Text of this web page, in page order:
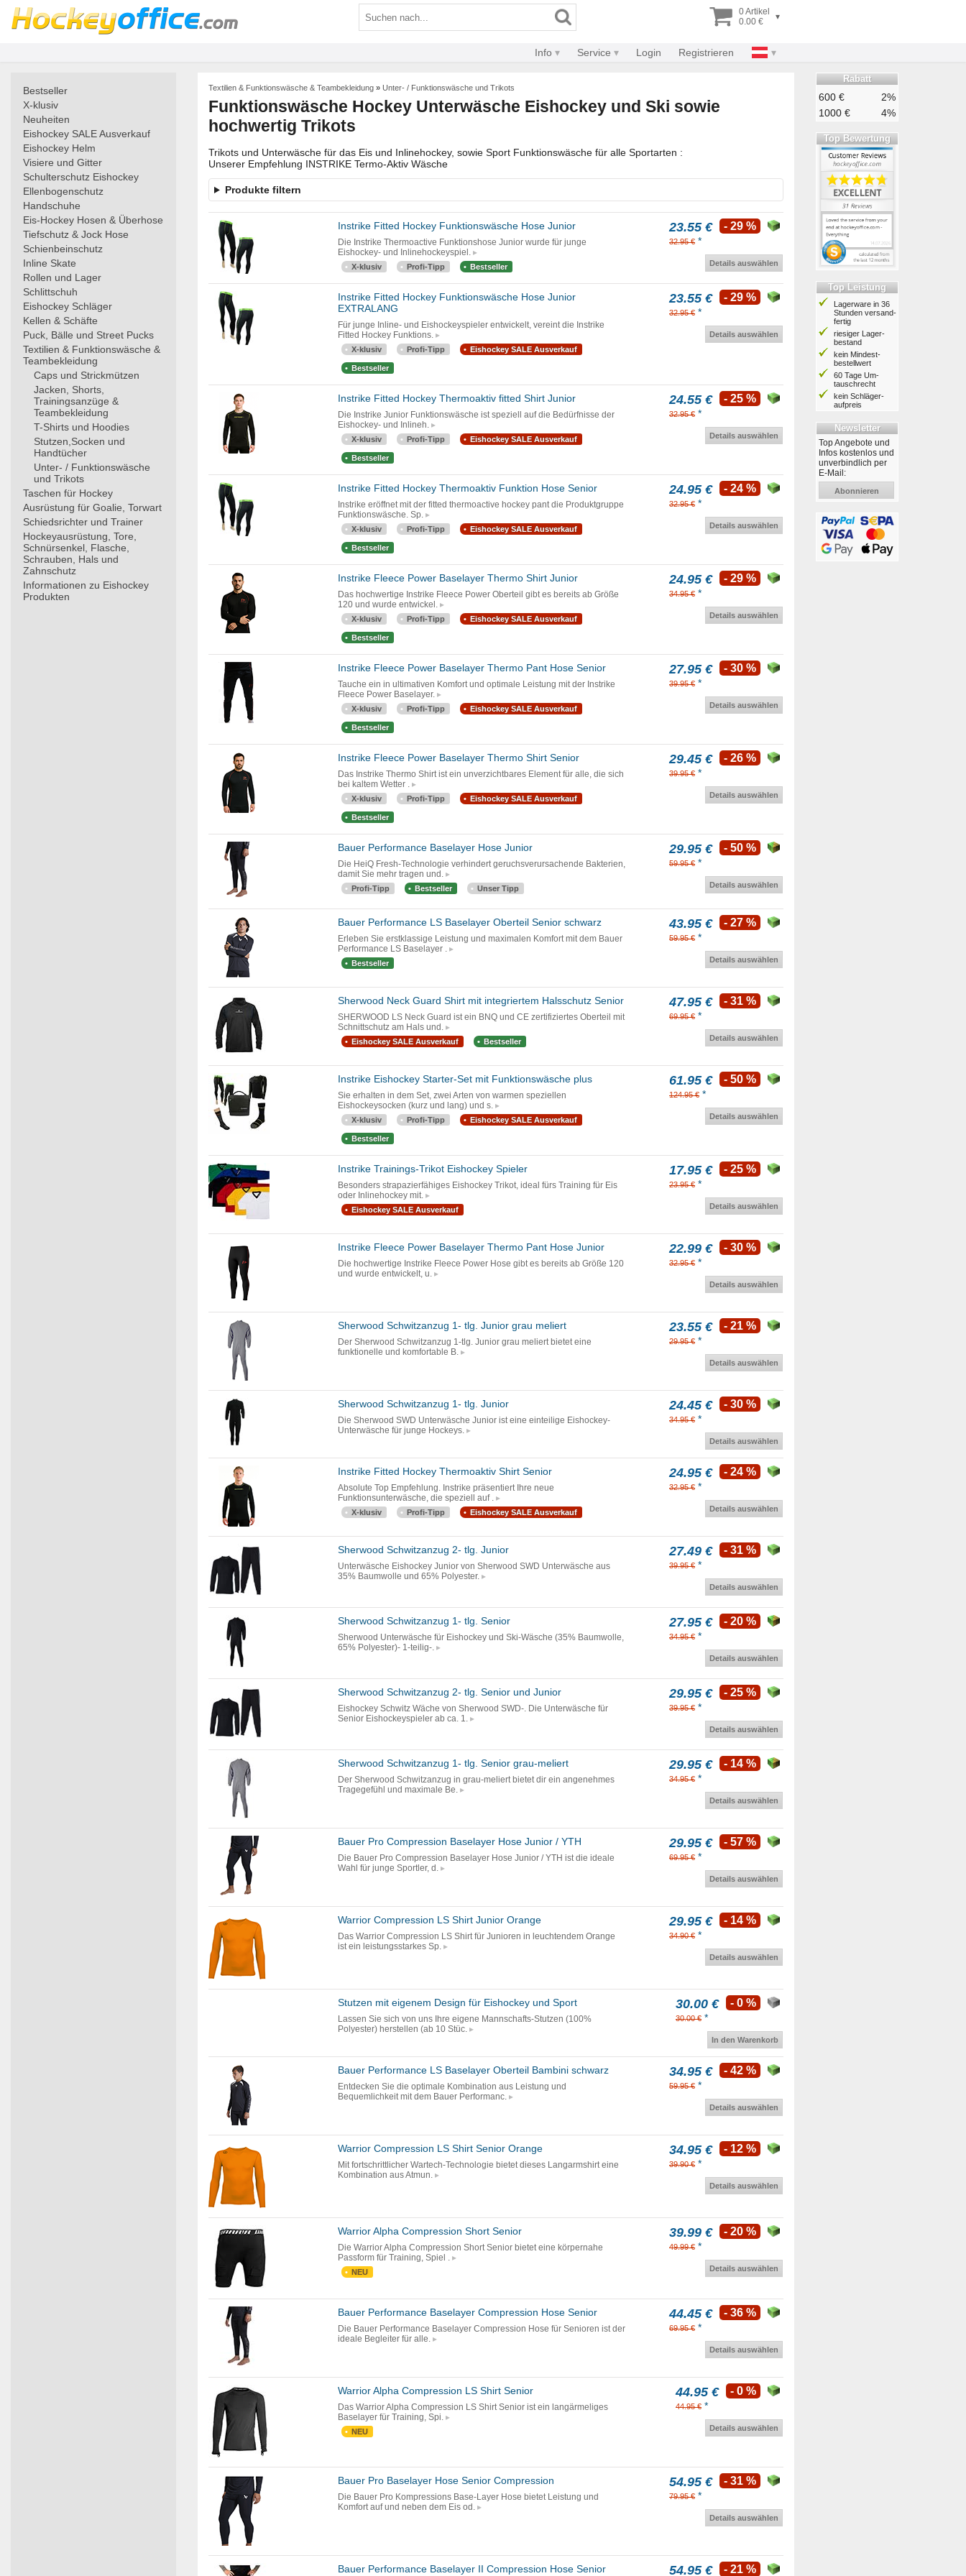
0 Artikel
0.00 €
▾
Info Service Login Registrieren
Bestseller
X-klusiv
Neuheiten
Eishockey SALE Ausverkauf
Eishockey Helm
Visiere und Gitter
Schulterschutz Eishockey
Ellenbogenschutz
Handschuhe
Eis-Hockey Hosen & Überhose
Tiefschutz & Jock Hose
Schienbeinschutz
Inline Skate
Rollen und Lager
Schlittschuh
Eishockey Schläger
Kellen & Schäfte
Puck, Bälle und Street Pucks
Textilien & Funktionswäsche &
Teambekleidung
Caps und Strickmützen
Jacken, Shorts,
Trainingsanzüge &
Teambekleidung
T-Shirts und Hoodies
Stutzen,Socken und
Handtücher
Unter- / Funktionswäsche
und Trikots
Taschen für Hockey
Ausrüstung für Goalie, Torwart
Schiedsrichter und Trainer
Hockeyausrüstung, Tore,
Schnürsenkel, Flasche,
Schrauben, Hals und
Zahnschutz
Informationen zu Eishockey
Produkten
Textilien & Funktionswäsche & Teambekleidung » Unter- / Funktionswäsche und Trikots
Funktionswäsche Hockey Unterwäsche Eishockey und Ski sowie
hochwertig Trikots
Trikots und Unterwäsche für das Eis und Inlinehockey, sowie Sport Funktionswäsche für alle Sportarten :
Unserer Empfehlung INSTRIKE Termo-Aktiv Wäsche
Produkte filtern
Instrike Fitted Hockey Funktionswäsche Hose Junior
Die Instrike Thermoactive Funktionshose Junior wurde für junge
Eishockey- und Inlinehockeyspiel.
X-klusiv Profi-Tipp Bestseller
23.55 €
32.95 € *
- 29 %
Details auswählen
Instrike Fitted Hockey Funktionswäsche Hose Junior
EXTRALANG
Für junge Inline- und Eishockeyspieler entwickelt, vereint die Instrike
Fitted Hockey Funktions.
X-klusiv Profi-Tipp Eishockey SALE Ausverkauf
Bestseller
23.55 €
32.95 € *
- 29 %
Details auswählen
Instrike Fitted Hockey Thermoaktiv fitted Shirt Junior
Die Instrike Junior Funktionswäsche ist speziell auf die Bedürfnisse der
Eishockey- und Inlineh.
X-klusiv Profi-Tipp Eishockey SALE Ausverkauf
Bestseller
24.55 €
32.95 € *
- 25 %
Details auswählen
Instrike Fitted Hockey Thermoaktiv Funktion Hose Senior
Instrike eröffnet mit der fitted thermoactive hockey pant die Produktgruppe
Funktionswäsche. Sp.
X-klusiv Profi-Tipp Eishockey SALE Ausverkauf
Bestseller
24.95 €
32.95 € *
- 24 %
Details auswählen
Instrike Fleece Power Baselayer Thermo Shirt Junior
Das hochwertige Instrike Fleece Power Oberteil gibt es bereits ab Größe
120 und wurde entwickel.
X-klusiv Profi-Tipp Eishockey SALE Ausverkauf
Bestseller
24.95 €
34.95 € *
- 29 %
Details auswählen
Instrike Fleece Power Baselayer Thermo Pant Hose Senior
Tauche ein in ultimativen Komfort und optimale Leistung mit der Instrike
Fleece Power Baselayer.
X-klusiv Profi-Tipp Eishockey SALE Ausverkauf
Bestseller
27.95 €
39.95 € *
- 30 %
Details auswählen
Instrike Fleece Power Baselayer Thermo Shirt Senior
Das Instrike Thermo Shirt ist ein unverzichtbares Element für alle, die sich
bei kaltem Wetter .
X-klusiv Profi-Tipp Eishockey SALE Ausverkauf
Bestseller
29.45 €
39.95 € *
- 26 %
Details auswählen
Bauer Performance Baselayer Hose Junior
Die HeiQ Fresh-Technologie verhindert geruchsverursachende Bakterien,
damit Sie mehr tragen und.
Profi-Tipp Bestseller Unser Tipp
29.95 €
59.95 € *
- 50 %
Details auswählen
Bauer Performance LS Baselayer Oberteil Senior schwarz
Erleben Sie erstklassige Leistung und maximalen Komfort mit dem Bauer
Performance LS Baselayer .
Bestseller
43.95 €
59.95 € *
- 27 %
Details auswählen
Sherwood Neck Guard Shirt mit integriertem Halsschutz Senior
SHERWOOD LS Neck Guard ist ein BNQ und CE zertifiziertes Oberteil mit
Schnittschutz am Hals und.
Eishockey SALE Ausverkauf Bestseller
47.95 €
69.95 € *
- 31 %
Details auswählen
Instrike Eishockey Starter-Set mit Funktionswäsche plus
Sie erhalten in dem Set, zwei Arten von warmen speziellen
Eishockeysocken (kurz und lang) und s.
X-klusiv Profi-Tipp Eishockey SALE Ausverkauf
Bestseller
61.95 €
124.95 € *
- 50 %
Details auswählen
Instrike Trainings-Trikot Eishockey Spieler
Besonders strapazierfähiges Eishockey Trikot, ideal fürs Training für Eis
oder Inlinehockey mit.
Eishockey SALE Ausverkauf
17.95 €
23.95 € *
- 25 %
Details auswählen
Instrike Fleece Power Baselayer Thermo Pant Hose Junior
Die hochwertige Instrike Fleece Power Hose gibt es bereits ab Größe 120
und wurde entwickelt, u.
22.99 €
32.95 € *
- 30 %
Details auswählen
Sherwood Schwitzanzug 1- tlg. Junior grau meliert
Der Sherwood Schwitzanzug 1-tlg. Junior grau meliert bietet eine
funktionelle und komfortable B.
23.55 €
29.95 € *
- 21 %
Details auswählen
Sherwood Schwitzanzug 1- tlg. Junior
Die Sherwood SWD Unterwäsche Junior ist eine einteilige Eishockey-
Unterwäsche für junge Hockeys.
24.45 €
34.95 € *
- 30 %
Details auswählen
Instrike Fitted Hockey Thermoaktiv Shirt Senior
Absolute Top Empfehlung. Instrike präsentiert Ihre neue
Funktionsunterwäsche, die speziell auf .
X-klusiv Profi-Tipp Eishockey SALE Ausverkauf
24.95 €
32.95 € *
- 24 %
Details auswählen
Sherwood Schwitzanzug 2- tlg. Junior
Unterwäsche Eishockey Junior von Sherwood SWD Unterwäsche aus
35% Baumwolle und 65% Polyester.
27.49 €
39.95 € *
- 31 %
Details auswählen
Sherwood Schwitzanzug 1- tlg. Senior
Sherwood Unterwäsche für Eishockey und Ski-Wäsche (35% Baumwolle,
65% Polyester)- 1-teilig-.
27.95 €
34.95 € *
- 20 %
Details auswählen
Sherwood Schwitzanzug 2- tlg. Senior und Junior
Eishockey Schwitz Wäche von Sherwood SWD-. Die Unterwäsche für
Senior Eishockeyspieler ab ca. 1.
29.95 €
39.95 € *
- 25 %
Details auswählen
Sherwood Schwitzanzug 1- tlg. Senior grau-meliert
Der Sherwood Schwitzanzug in grau-meliert bietet dir ein angenehmes
Tragegefühl und maximale Be.
29.95 €
34.95 € *
- 14 %
Details auswählen
Bauer Pro Compression Baselayer Hose Junior / YTH
Die Bauer Pro Compression Baselayer Hose Junior / YTH ist die ideale
Wahl für junge Sportler, d.
29.95 €
69.95 € *
- 57 %
Details auswählen
Warrior Compression LS Shirt Junior Orange
Das Warrior Compression LS Shirt für Junioren in leuchtendem Orange
ist ein leistungsstarkes Sp.
29.95 €
34.90 € *
- 14 %
Details auswählen
Stutzen mit eigenem Design für Eishockey und Sport
Lassen Sie sich von uns Ihre eigene Mannschafts-Stutzen (100%
Polyester) herstellen (ab 10 Stüc.
30.00 €
30.00 € *
- 0 %
In den Warenkorb
Bauer Performance LS Baselayer Oberteil Bambini schwarz
Entdecken Sie die optimale Kombination aus Leistung und
Bequemlichkeit mit dem Bauer Performanc.
34.95 €
59.95 € *
- 42 %
Details auswählen
Warrior Compression LS Shirt Senior Orange
Mit fortschrittlicher Wartech-Technologie bietet dieses Langarmshirt eine
Kombination aus Atmun.
34.95 €
39.90 € *
- 12 %
Details auswählen
Warrior Alpha Compression Short Senior
Die Warrior Alpha Compression Short Senior bietet eine körpernahe
Passform für Training, Spiel .
NEU
39.99 €
49.99 € *
- 20 %
Details auswählen
Bauer Performance Baselayer Compression Hose Senior
Die Bauer Performance Baselayer Compression Hose für Senioren ist der
ideale Begleiter für alle.
44.45 €
69.95 € *
- 36 %
Details auswählen
Warrior Alpha Compression LS Shirt Senior
Das Warrior Alpha Compression LS Shirt Senior ist ein langärmeliges
Baselayer für Training, Spi.
NEU
44.95 €
44.95 € *
- 0 %
Details auswählen
Bauer Pro Baselayer Hose Senior Compression
Die Bauer Pro Kompressions Base-Layer Hose bietet Leistung und
Komfort auf und neben dem Eis od.
54.95 €
79.95 € *
- 31 %
Details auswählen
Bauer Performance Baselayer II Compression Hose Senior 54.95 € - 21 %
Rabatt
600 €
2%
1000 €
4%
Top Bewertung
Top Leistung
Lagerware in 36
Stunden ver­sand­
fertig
riesiger Lager­
bestand
kein Mindest­
bestell­wert
60 Tage Um­
tausch­recht
kein Schläger­
aufpreis
Newsletter
Top Angebote und
Infos kostenlos und
unverbindlich per
E-Mail:
Abonnieren